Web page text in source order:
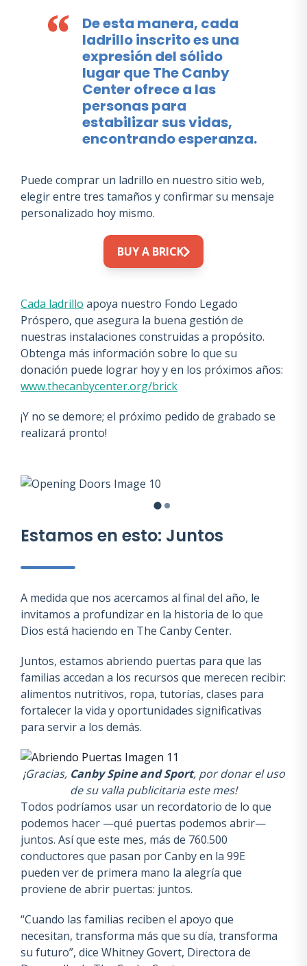
De esta manera, cada
ladrillo inscrito es una
expresión del sólido
lugar que The Canby
Center ofrece a las
personas para
estabilizar sus vidas,
encontrando esperanza.
Puede comprar un ladrillo en nuestro sitio web,
elegir entre tres tamaños y confirmar su mensaje
personalizado hoy mismo.
BUY A BRICK
Cada ladrillo apoya nuestro Fondo Legado
Próspero, que asegura la buena gestión de
nuestras instalaciones construidas a propósito.
Obtenga más información sobre lo que su
donación puede lograr hoy y en los próximos años:
www.thecanbycenter.org/brick
¡Y no se demore; el próximo pedido de grabado se
realizará pronto!
Estamos en esto: Juntos
A medida que nos acercamos al final del año, le
invitamos a profundizar en la historia de lo que
Dios está haciendo en The Canby Center.
Juntos, estamos abriendo puertas para que las
familias accedan a los recursos que merecen recibir:
alimentos nutritivos, ropa, tutorías, clases para
fortalecer la vida y oportunidades significativas
para servir a los demás.
¡Gracias, Canby Spine and Sport, por donar el uso
de su valla publicitaria este mes!
Todos podríamos usar un recordatorio de lo que
podemos hacer —qué puertas podemos abrir—
juntos. Así que este mes, más de 760.500
conductores que pasan por Canby en la 99E
pueden ver de primera mano la alegría que
proviene de abrir puertas: juntos.
“Cuando las familias reciben el apoyo que
necesitan, transforma más que su día, transforma
su futuro”, dice Whitney Govert, Directora de